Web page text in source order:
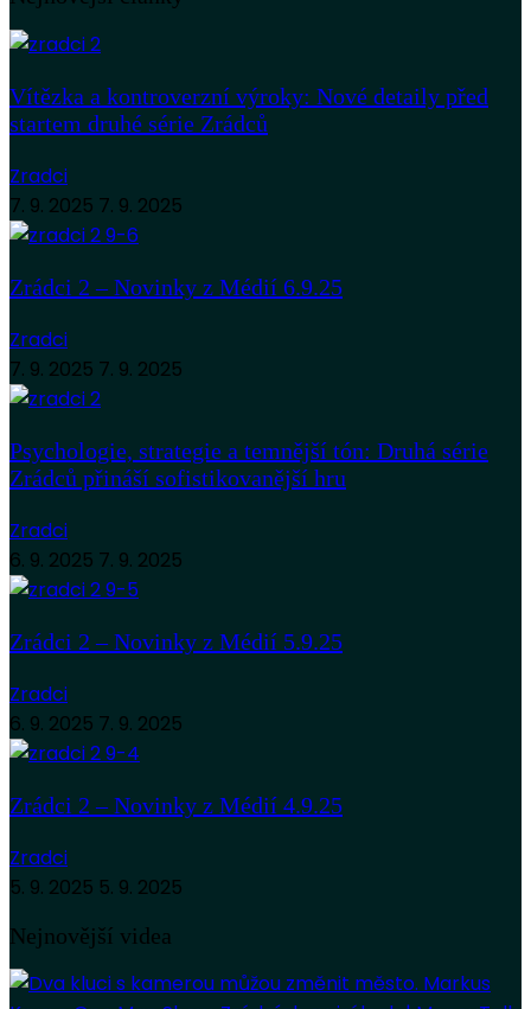
Vítězka a kontroverzní výroky: Nové detaily před
startem druhé série Zrádců
Zradci
7. 9. 2025 7. 9. 2025
Zrádci 2 – Novinky z Médií 6.9.25
Zradci
7. 9. 2025 7. 9. 2025
Psychologie, strategie a temnější tón: Druhá série
Zrádců přináší sofistikovanější hru
Zradci
6. 9. 2025 7. 9. 2025
Zrádci 2 – Novinky z Médií 5.9.25
Zradci
6. 9. 2025 7. 9. 2025
Zrádci 2 – Novinky z Médií 4.9.25
Zradci
5. 9. 2025 5. 9. 2025
Nejnovější videa